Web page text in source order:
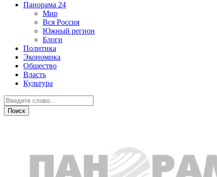
Панорама 24
Мир
Вся Россия
Южный регион
Блоги
Политика
Экономика
Общество
Власть
Культура